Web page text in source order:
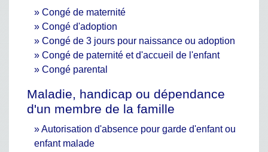
Congé de maternité
Congé d'adoption
Congé de 3 jours pour naissance ou adoption
Congé de paternité et d'accueil de l'enfant
Congé parental
Maladie, handicap ou dépendance
d'un membre de la famille
Autorisation d'absence pour garde d'enfant ou
enfant malade